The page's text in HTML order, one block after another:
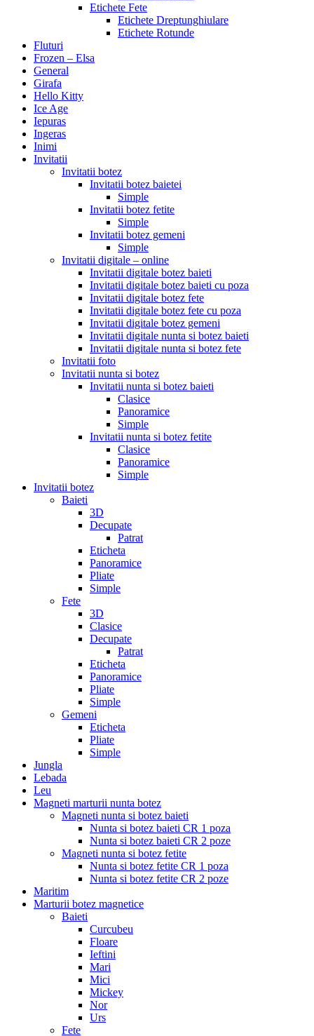
Etichete Fete
Etichete Dreptunghiulare
Etichete Rotunde
Fluturi
Frozen – Elsa
General
Girafa
Hello Kitty
Ice Age
Iepuras
Ingeras
Inimi
Invitatii
Invitatii botez
Invitatii botez baietei
Simple
Invitatii botez fetite
Simple
Invitatii botez gemeni
Simple
Invitatii digitale – online
Invitatii digitale botez baieti
Invitatii digitale botez baieti cu poza
Invitatii digitale botez fete
Invitatii digitale botez fete cu poza
Invitatii digitale botez gemeni
Invitatii digitale nunta si botez baieti
Invitatii digitale nunta si botez fete
Invitatii foto
Invitatii nunta si botez
Invitatii nunta si botez baieti
Clasice
Panoramice
Simple
Invitatii nunta si botez fetite
Clasice
Panoramice
Simple
Invitatii botez
Baieti
3D
Decupate
Patrat
Eticheta
Panoramice
Pliate
Simple
Fete
3D
Clasice
Decupate
Patrat
Eticheta
Panoramice
Pliate
Simple
Gemeni
Eticheta
Pliate
Simple
Jungla
Lebada
Leu
Magneti marturii nunta botez
Magneti nunta si botez baieti
Nunta si botez baieti CR 1 poza
Nunta si botez baieti CR 2 poze
Magneti nunta si botez fetite
Nunta si botez fetite CR 1 poza
Nunta si botez fetite CR 2 poze
Maritim
Marturii botez magnetice
Baieti
Curcubeu
Floare
Ieftini
Mari
Mici
Mickey
Nor
Urs
Fete